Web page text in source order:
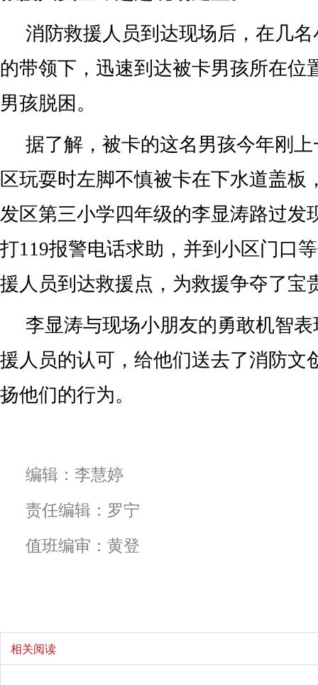
消防救援人员到达现场后，在几
的带领下，迅速到达被卡男孩所在位
男孩脱困。
据了解，被卡的这名男孩今年刚
区玩耍时左脚不慎被卡在下水道盖板
发区第三小学四年级的李显涛路过发
打119报警电话求助，并到小区门口
援人员到达救援点，为救援争夺了宝
李显涛与现场小朋友的勇敢机智
援人员的认可，给他们送去了消防文
扬他们的行为。
编辑：李慧婷
责任编辑：罗宁
值班编审：黄登
相关阅读